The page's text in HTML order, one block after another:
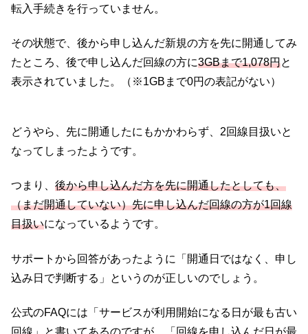
転入手続きを行っていません。
その状態で、後から申し込んだ新規の方を先に開通してみ
たところ、後で申し込んだ回線の方に3GBまで1,078円と
表示されていました。（※1GBまで0円の表記がない）
どうやら、先に開通したにもかかわらず、2回線目扱いと
なってしまったようです。
つまり、 後から申し込んだ方を先に開通したとしても、
（まだ開通していない）先に申し込んだ回線の方が1回線
目扱いになっているようです。
サポートから回答があったように「開通日ではなく、申し
込み日で判断する」というのが正しいのでしょう。
公式のFAQには「サービスが利用開始になる日が最も古い
回線」と書いてあるのですが、「回線を申し込んだ日が最